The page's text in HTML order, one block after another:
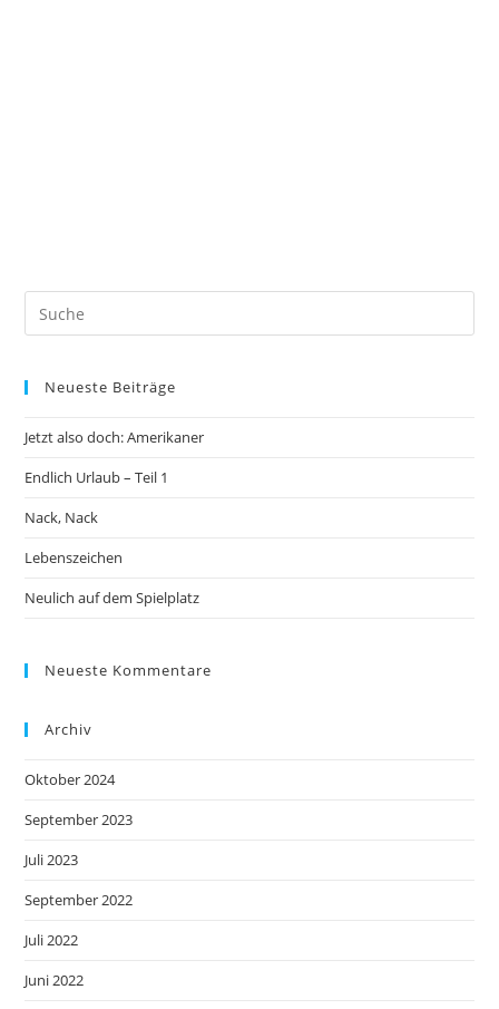
Neueste Beiträge
Jetzt also doch: Amerikaner
Endlich Urlaub – Teil 1
Nack, Nack
Lebenszeichen
Neulich auf dem Spielplatz
Neueste Kommentare
Archiv
Oktober 2024
September 2023
Juli 2023
September 2022
Juli 2022
Juni 2022